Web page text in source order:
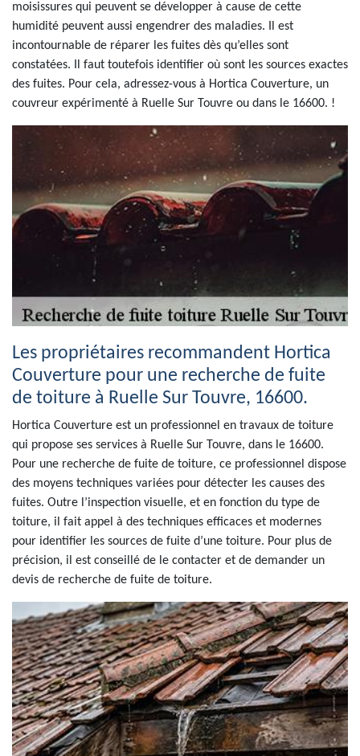
moisissures qui peuvent se développer à cause de cette
humidité peuvent aussi engendrer des maladies. Il est
incontournable de réparer les fuites dès qu’elles sont
constatées. Il faut toutefois identifier où sont les sources exactes
des fuites. Pour cela, adressez-vous à Hortica Couverture, un
couvreur expérimenté à Ruelle Sur Touvre ou dans le 16600. !
Les propriétaires recommandent Hortica
Couverture pour une recherche de fuite
de toiture à Ruelle Sur Touvre, 16600.
Hortica Couverture est un professionnel en travaux de toiture
qui propose ses services à Ruelle Sur Touvre, dans le 16600.
Pour une recherche de fuite de toiture, ce professionnel dispose
des moyens techniques variées pour détecter les causes des
fuites. Outre l’inspection visuelle, et en fonction du type de
toiture, il fait appel à des techniques efficaces et modernes
pour identifier les sources de fuite d’une toiture. Pour plus de
précision, il est conseillé de le contacter et de demander un
devis de recherche de fuite de toiture.